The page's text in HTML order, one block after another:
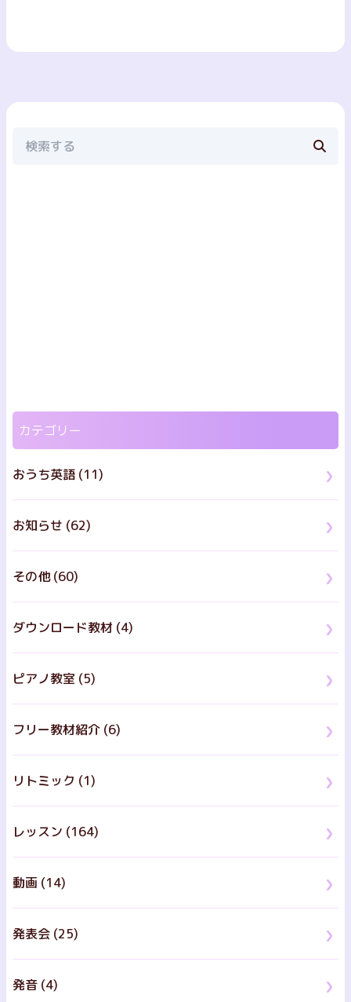
カテゴリー
おうち英語 (11)
お知らせ (62)
その他 (60)
ダウンロード教材 (4)
ピアノ教室 (5)
フリー教材紹介 (6)
リトミック (1)
レッスン (164)
動画 (14)
発表会 (25)
発音 (4)